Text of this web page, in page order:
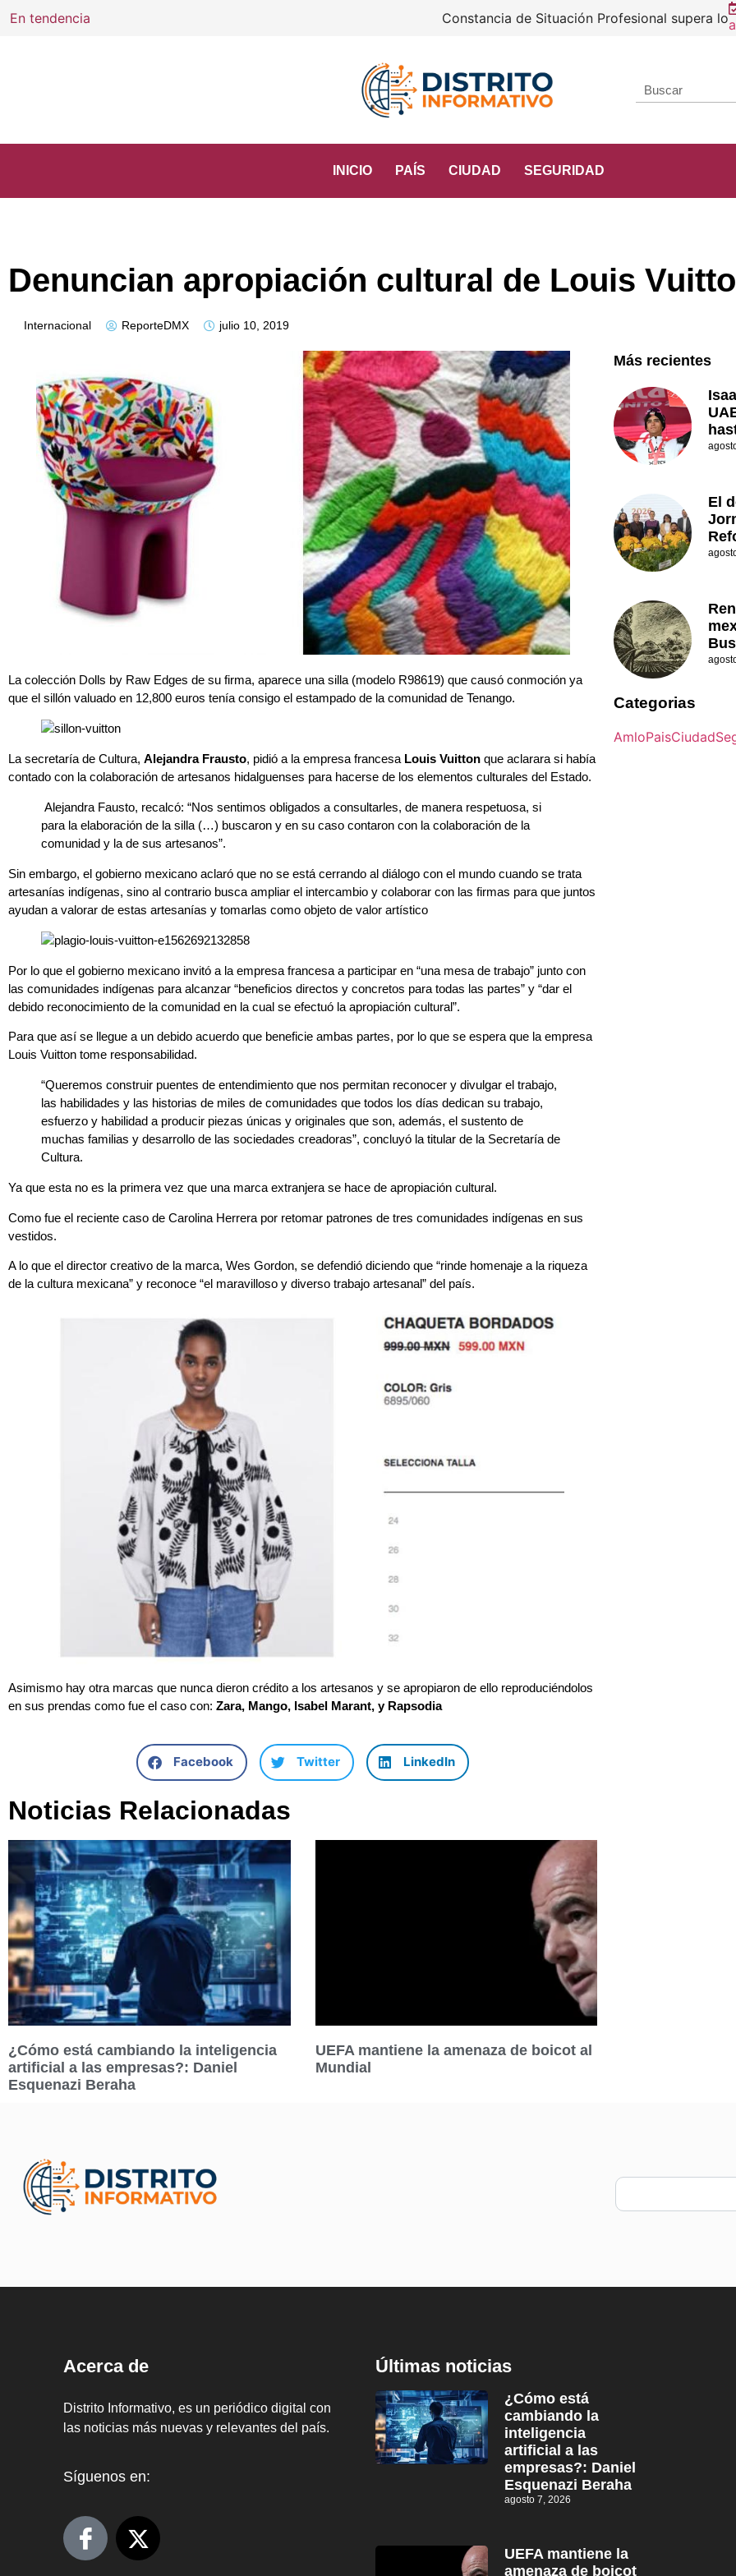
En tendencia Constancia de Situación Profesional supera los 2.5 millones de descargas
INICIO PAÍS CIUDAD SEGURIDAD
Denuncian apropiación cultural de Louis
Internacional ReporteDMX julio 10, 2019
La colección Dolls by Raw Edges de su firma, aparece una silla (modelo R98619) que causó conmoción ya
que el sillón valuado en 12,800 euros tenía consigo el estampado de la comunidad de Tenango.
La secretaría de Cultura, Alejandra Frausto, pidió a la empresa francesa Louis Vuitton que aclarara si había
contado con la colaboración de artesanos hidalguenses para hacerse de los elementos culturales del Estado.
Alejandra Fausto, recalcó: “Nos sentimos obligados a consultarles, de manera respetuosa, si
para la elaboración de la silla (…) buscaron y en su caso contaron con la colaboración de la
comunidad y la de sus artesanos”.
Sin embargo, el gobierno mexicano aclaró que no se está cerrando al diálogo con el mundo cuando se trata
artesanías indígenas, sino al contrario busca ampliar el intercambio y colaborar con las firmas para que juntos
ayudan a valorar de estas artesanías y tomarlas como objeto de valor artístico
Por lo que el gobierno mexicano invitó a la empresa francesa a participar en “una mesa de trabajo” junto con
las comunidades indígenas para alcanzar “beneficios directos y concretos para todas las partes” y “dar el
debido reconocimiento de la comunidad en la cual se efectuó la apropiación cultural”.
Para que así se llegue a un debido acuerdo que beneficie ambas partes, por lo que se espera que la empresa
Louis Vuitton tome responsabilidad.
“Queremos construir puentes de entendimiento que nos permitan reconocer y divulgar el trabajo,
las habilidades y las historias de miles de comunidades que todos los días dedican su trabajo,
esfuerzo y habilidad a producir piezas únicas y originales que son, además, el sustento de
muchas familias y desarrollo de las sociedades creadoras”, concluyó la titular de la Secretaría de
Cultura.
Ya que esta no es la primera vez que una marca extranjera se hace de apropiación cultural.
Como fue el reciente caso de Carolina Herrera por retomar patrones de tres comunidades indígenas en sus
vestidos.
A lo que el director creativo de la marca, Wes Gordon, se defendió diciendo que “rinde homenaje a la riqueza
de la cultura mexicana” y reconoce “el maravilloso y diverso trabajo artesanal” del país.
Asimismo hay otra marcas que nunca dieron crédito a los artesanos y se apropiaron de ello reproduciéndolos
en sus prendas como fue el caso con: Zara, Mango, Isabel Marant, y Rapsodia
Facebook Twitter LinkedIn
Noticias Relacionadas
¿Cómo está cambiando la inteligencia
artificial a las empresas?: Daniel
Esquenazi Beraha
UEFA mantiene la amenaza de boicot al
Mundial
Más recientes
El
Categorias
AmloPaisCiudad
Acerca de
Distrito Informativo, es un periódico digital con
las noticias más nuevas y relevantes del país.
Síguenos en:
Últimas noticias
¿Cómo está
cambiando la
inteligencia
artificial a las
empresas?: Daniel
Esquenazi Beraha
agosto 7, 2026
UEFA mantiene la
amenaza de boicot